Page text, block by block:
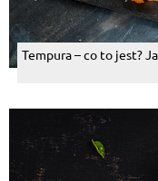
Tempura – co to jest?